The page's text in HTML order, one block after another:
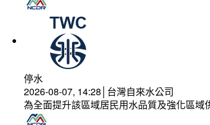
停水
2026-08-07, 14:28│台灣自來水公司
為全面提升該區域居民用水品質及強化區